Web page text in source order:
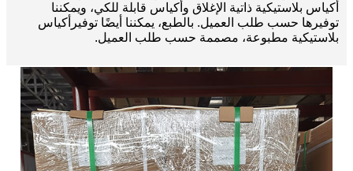
أكياس بلاستيكية ذاتية الإغلاق وأكياس قابلة للكي، ويمكننا
توفيرها حسب طلب العميل. بالطبع، يمكننا أيضًا توفير أكياس
بلاستيكية مطبوعة، مصممة حسب طلب العميل.